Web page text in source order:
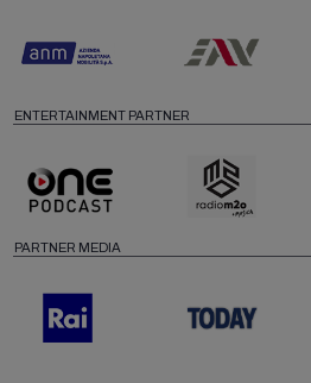
ENTERTAINMENT PARTNER
PARTNER MEDIA